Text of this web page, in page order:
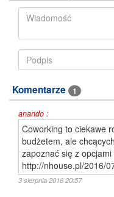
Komentarze 1
anando :
Coworking to ciekawe
budżetem, ale
zapoznać się z
http://nhouse.pl/2016/
3 sierpnia 2016 20:57